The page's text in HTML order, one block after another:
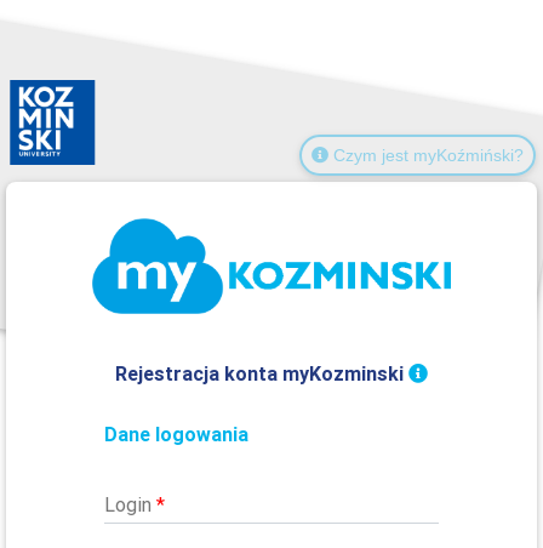
Czym jest myKoźmiński?
Rejestracja konta myKozminski
Dane logowania
Login *